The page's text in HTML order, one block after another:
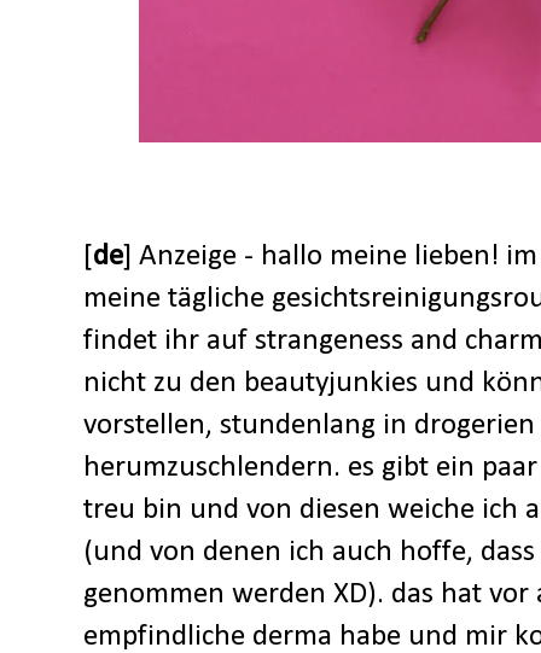
[de] Anzeige - hallo meine lieben!
meine tägliche
findet ihr auf strangeness and
nicht zu den beautyjunkies und
vorstellen, stundenlang in
herumzuschlendern. es gibt ein
treu bin und von diesen weiche ich
(und von denen ich auch hoffe,
genommen werden XD). das hat
empfindliche derma habe und mir